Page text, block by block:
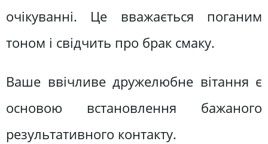
очікуванні. Це вважається поганим
тоном і свідчить про брак смаку.
Ваше ввічливе дружелюбне вітання є
основою встановлення бажаного
результативного контакту.